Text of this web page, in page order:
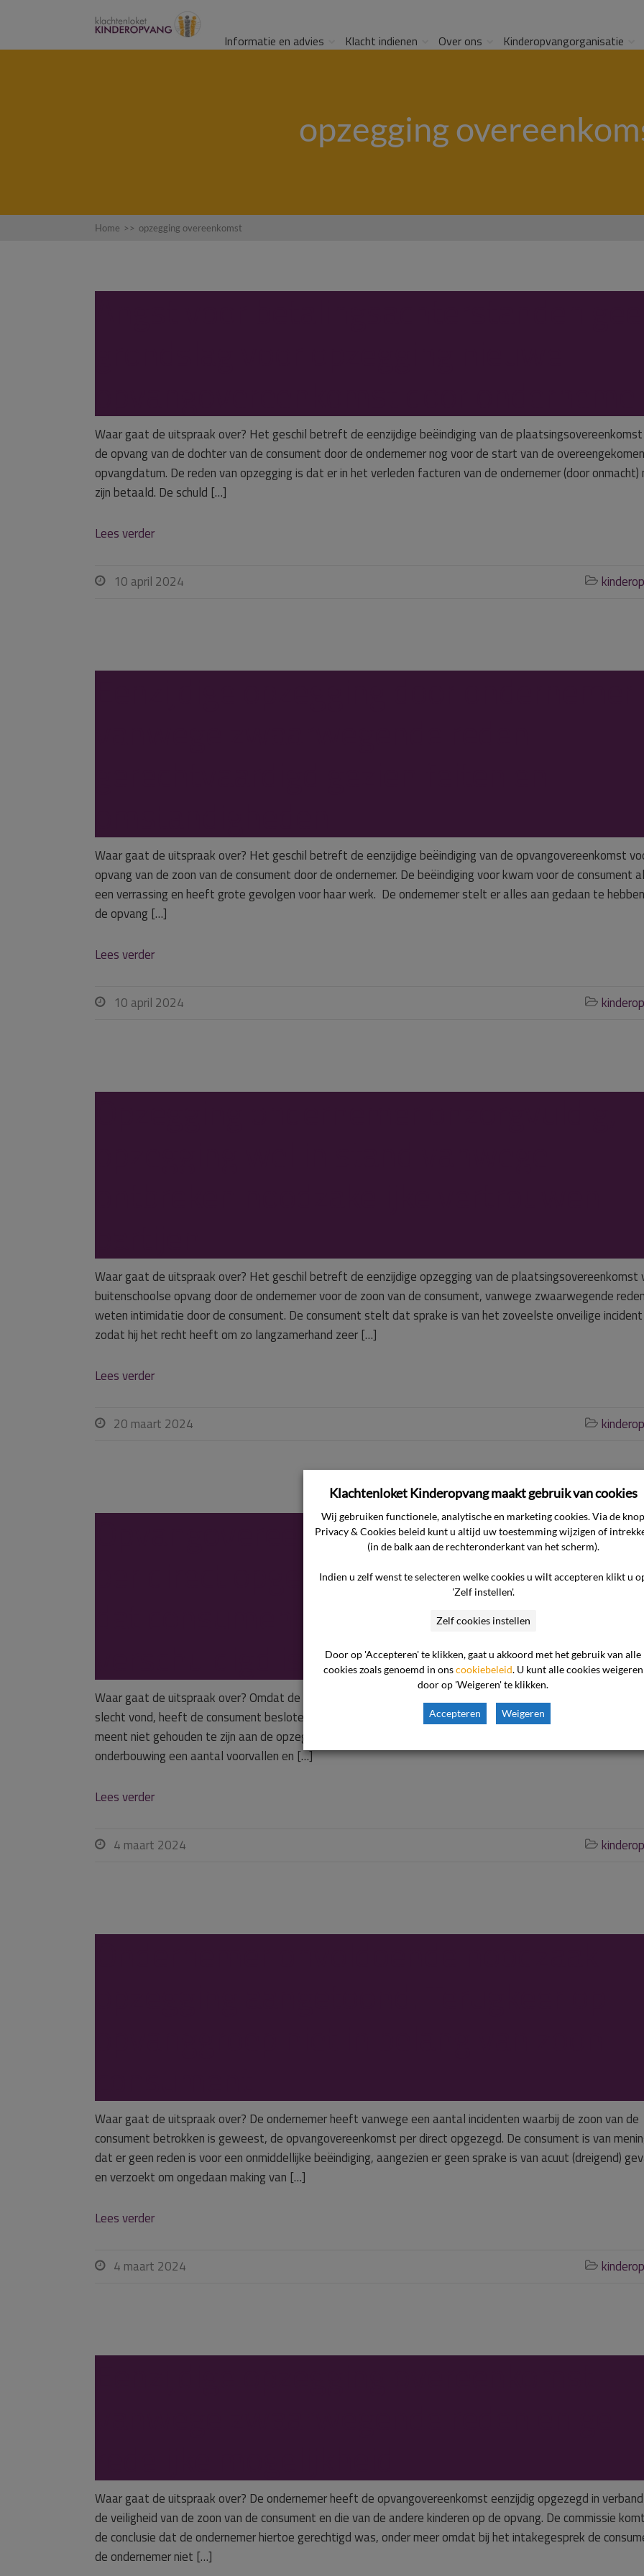
Informatie en advies Klacht indienen Over ons Kinderopvangorganisatie
opzegging
Home >> opzegging overeenkomst
Waar gaat de uitspraak over? Het geschil betreft de eenzijdige beëindiging van de
de opvang van de dochter van de consument door de ondernemer nog voor de start van de overeengekomen
opvangdatum. De reden van opzegging is dat er in het verleden facturen van de ondernemer (door onmacht)
zijn betaald. De schuld […]
Lees verder
 10 april 2024 
Waar gaat de uitspraak over? Het geschil betreft de eenzijdige beëindiging van de opvangovereenkomst
opvang van de zoon van de consument door de ondernemer. De beëindiging voor kwam voor de consument
een verrassing en heeft grote gevolgen voor haar werk. De ondernemer stelt er alles aan gedaan te
de opvang […]
Lees verder
 10 april 2024 
Waar gaat de uitspraak over? Het geschil betreft de eenzijdige opzegging van de plaatsingsovereenkomst
buitenschoolse opvang door de ondernemer voor de zoon van de consument, vanwege zwaarwegende
weten intimidatie door de consument. De consument stelt dat sprake is van het zoveelste onveilige incident
zodat hij het recht heeft om zo langzamerhand zeer […]
Lees verder
 20 maart 2024 
Opvangovereenkomst door consument
per direct opgezegd, commissie bepaalt
dat consument maand opvangkosten
Waar gaat de uitspraak over? Omdat de consument de kwaliteit van dienstverlening van de ondernemer
slecht vond, heeft de consument besloten de opvang van haar dochter per direct te beëindigen. De consument
meent niet gehouden te zijn aan de opzegtermijn van een maand en eist een schadevergoeding en ter
onderbouwing een aantal voorvallen en […]
Lees verder
 4 maart 2024 
Waar gaat de uitspraak over? De ondernemer heeft vanwege een aantal incidenten waarbij de zoon van de
consument betrokken is geweest, de opvangovereenkomst per direct opgezegd. De consument is van
dat er geen reden is voor een onmiddellijke beëindiging, aangezien er geen sprake is van acuut (dreigend)
en verzoekt om ongedaan making van […]
Lees verder
 4 maart 2024 
Waar gaat de uitspraak over? De ondernemer heeft de opvangovereenkomst eenzijdig opgezegd in
de veiligheid van de zoon van de consument en die van de andere kinderen op de opvang. De commissie
de conclusie dat de ondernemer hiertoe gerechtigd was, onder meer omdat bij het intakegesprek de
de ondernemer niet […]
Klachtenloket Kinderopvang maakt gebruik van cookies
Wij gebruiken functionele, analytische en marketing cookies. Via de knop
Privacy & Cookies beleid kunt u altijd uw toestemming wijzigen of
(in de balk aan de rechteronderkant van het scherm).
Indien u zelf wenst te selecteren welke cookies u wilt accepteren klikt u
'Zelf instellen'.
Zelf cookies instellen
Door op 'Accepteren' te klikken, gaat u akkoord met het gebruik van alle
cookies zoals genoemd in onscookiebeleid. U kunt alle cookies weigeren
door op 'Weigeren' te klikken.
Accepteren Weigeren